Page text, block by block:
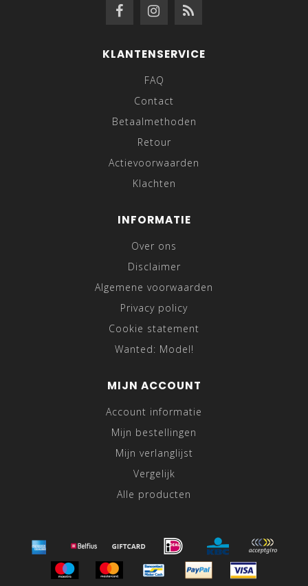
KLANTENSERVICE
FAQ
Contact
Betaalmethoden
Retour
Actievoorwaarden
Klachten
INFORMATIE
Over ons
Disclaimer
Algemene voorwaarden
Privacy policy
Cookie statement
Wanted: Model!
MIJN ACCOUNT
Account informatie
Mijn bestellingen
Mijn verlanglijst
Vergelijk
Alle producten